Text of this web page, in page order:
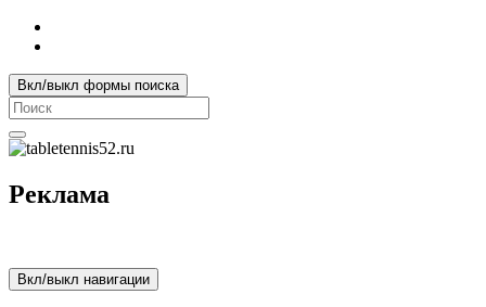
Вкл/выкл формы поиска
Search
for:
Реклама
Вкл/выкл навигации